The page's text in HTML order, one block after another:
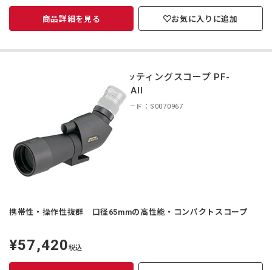
商品詳細を見る お気に入りに追加
スポッティングスコープ PF-
65EDAII
商品コード：S0070967
携帯性・操作性抜群 口径65mmの高性能・コンパクトスコープ
定
価
¥57,420税込